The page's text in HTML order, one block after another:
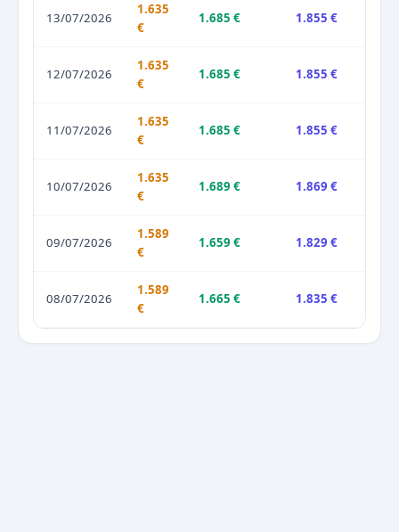
13/07/2026
1.635
€
1.685 € 1.855 €
12/07/2026
1.635
€
1.685 € 1.855 €
11/07/2026
1.635
€
1.685 € 1.855 €
10/07/2026
1.635
€
1.689 € 1.869 €
09/07/2026
1.589
€
1.659 € 1.829 €
08/07/2026
1.589
€
1.665 € 1.835 €